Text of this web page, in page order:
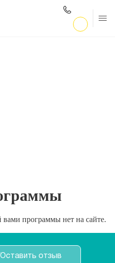
программы нет на сайте.
Оставить отзыв